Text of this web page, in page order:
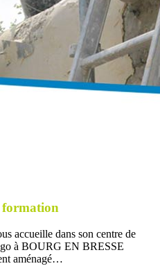
formation
accueille dans son centre de
à BOURG EN BRESSE
aménagé…